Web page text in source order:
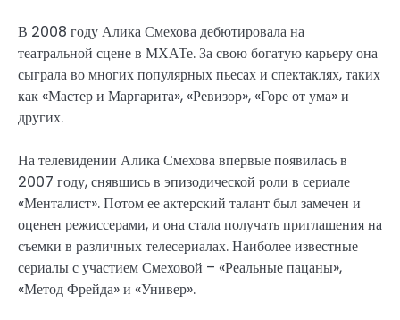
В 2008 году Алика Смехова дебютировала на
театральной сцене в МХАТе. За свою богатую карьеру она
сыграла во многих популярных пьесах и спектаклях, таких
как «Мастер и Маргарита», «Ревизор», «Горе от ума» и
других.
На телевидении Алика Смехова впервые появилась в
2007 году, снявшись в эпизодической роли в сериале
«Менталист». Потом ее актерский талант был замечен и
оценен режиссерами, и она стала получать приглашения на
съемки в различных телесериалах. Наиболее известные
сериалы с участием Смеховой – «Реальные пацаны»,
«Метод Фрейда» и «Универ».